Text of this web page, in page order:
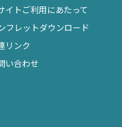
イトご利用にあたって
フレットダウンロード
リンク
い合わせ